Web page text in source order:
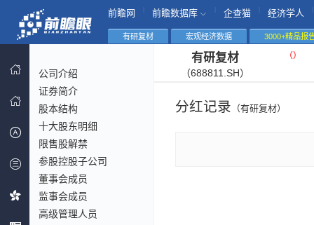
前瞻网 前瞻数据库 企查猫 经济学人
有研复材 宏观经济数据 3000+精品报
公司介绍
证券简介
股本结构
十大股东明细
限售股解禁
参股控股子公司
董事会成员
监事会成员
高级管理人员
有研复材
（688811.SH）
（）
分红记录 （有研复材）